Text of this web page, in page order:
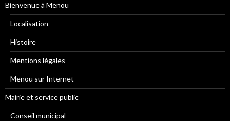
Bienvenue à Menou
Localisation
Histoire
Mentions légales
Menou sur Internet
Mairie et service public
Conseil municipal